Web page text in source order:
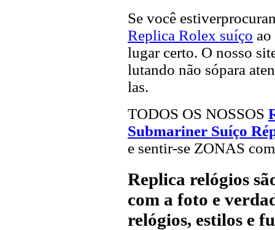
Se você
Replica Rolex suíço
lugar certo. O nosso
lutando não sópara
las.
TODOS OS NOSSOS
Submariner Suíço
e sentir-se ZONAS
Replica relógios
com a foto e
relógios, estilos e